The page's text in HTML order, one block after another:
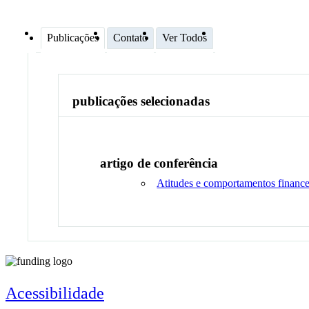
Publicações Contato Ver Todos
publicações selecionadas
artigo de conferência
Atitudes e comportamentos
Acessibilidade